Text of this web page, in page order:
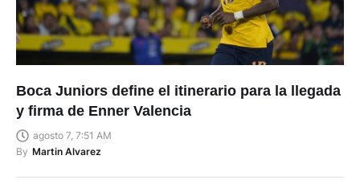
Boca Juniors define el itinerario para la llegada
y firma de Enner Valencia
agosto 7, 7:51 AM
By Martin Alvarez